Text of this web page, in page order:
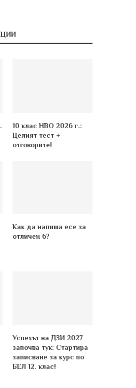
10 клас НВО 2026 г.:
Целият тест +
отговорите!
Как да напиша есе за
отличен 6?
Успехът на ДЗИ 2027
започва тук: Стартира
записване за курс по
БЕЛ 12. клас!